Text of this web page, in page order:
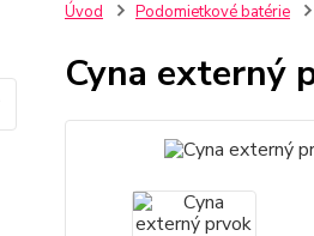
Úvod Podomietkové batérie
Cyna externý